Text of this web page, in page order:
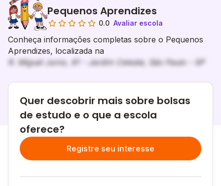
Pequenos Aprendizes
0.0 Avaliar escola
Conheça informações completas sobre o Pequenos
Aprendizes, localizada na
R. Miguel Jurno, 81 - Jardim Celeste, São Paulo - SP
Quer descobrir mais sobre bolsas
de estudo e o que a escola
oferece?
Registre seu interesse